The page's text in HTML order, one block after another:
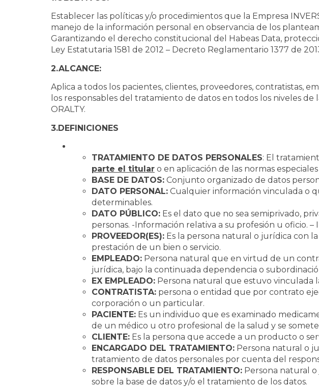
Establecer las políticas y/o procedimientos que la Empresa
manejo de la información personal en observancia de los
Garantizando el derecho constitucional del Habeas Data,
Ley Estatutaria 1581 de 2012 – Decreto Reglamentario 1377 de
2.ALCANCE:
Aplica a todos los pacientes, clientes, proveedores, contratistas,
los responsables del tratamiento de datos en todos los niveles de
ORALTY.
3.DEFINICIONES
TRATAMIENTO DE DATOS PERSONALES: El
parte el titular o en aplicación de las normas
BASE DE DATOS: Conjunto organizado de datos
DATO PERSONAL: Cualquier información vinculada o
determinables.
DATO PÚBLICO: Es el dato que no sea semiprivado,
personas. -Información relativa a su profesión u oficio.
PROVEEDOR(ES): Es la persona natural o jurídica con
prestación de un bien o servicio.
EMPLEADO: Persona natural que en virtud de un
jurídica, bajo la continuada dependencia o
EX EMPLEADO: Persona natural que estuvo vinculada
CONTRATISTA: persona o entidad que por contrato
corporación o un particular.
PACIENTE: Es un individuo que es examinado
de un médico u otro profesional de la salud y se
CLIENTE: Es la persona que accede a un producto o
ENCARGADO DEL TRATAMIENTO: Persona natural o
tratamiento de datos personales por cuenta del
RESPONSABLE DEL TRATAMIENTO: Persona natural o
sobre la base de datos y/o el tratamiento de los datos.